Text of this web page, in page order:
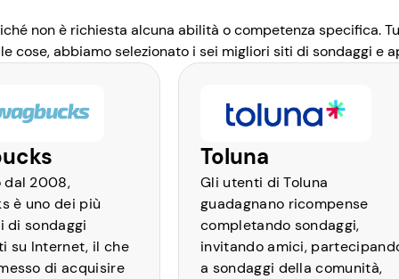
non è richiesta alcuna abilità o competenza
cose, abbiamo selezionato i sei migliori siti di sondaggi e
dal 2008,
è uno dei più
di sondaggi
su Internet, il che
di acquisire
Toluna
Gli utenti di Toluna
guadagnano ricompense
completando sondaggi,
invitando amici,
a sondaggi della comunità,